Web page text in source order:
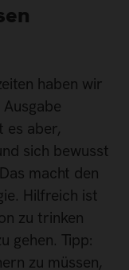
haben wir
es aber,
sich bewusst
macht den
Hilfreich ist
zu trinken
gehen. Tipp:
zu müssen,